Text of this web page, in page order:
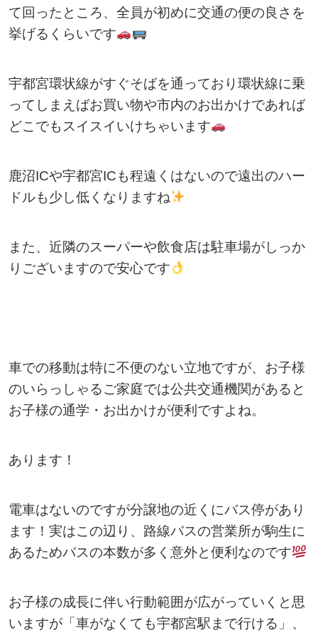
て回ったところ、全員が初めに交通の便の良さを
挙げるくらいです
宇都宮環状線がすぐそばを通っており環状線に乗
ってしまえばお買い物や市内のお出かけであれば
どこでもスイスイいけちゃいます
鹿沼ICや宇都宮ICも程遠くはないので遠出のハー
ドルも少し低くなりますね
また、近隣のスーパーや飲食店は駐車場がしっか
りございますので安心です
車での移動は特に不便のない立地ですが、お子様
のいらっしゃるご家庭では公共交通機関があると
お子様の通学・お出かけが便利ですよね。
あります！
電車はないのですが分譲地の近くにバス停があり
ます！実はこの辺り、路線バスの営業所が駒生に
あるためバスの本数が多く意外と便利なのです
お子様の成長に伴い行動範囲が広がっていくと思
いますが「車がなくても宇都宮駅まで行ける」、